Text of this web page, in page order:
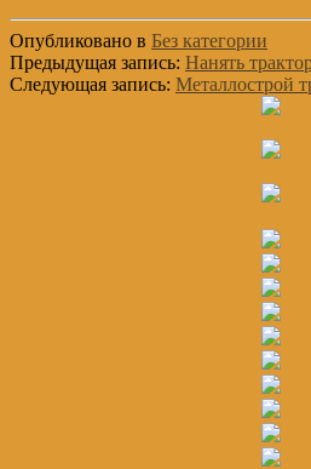
Опубликовано в Без категории
Предыдущая запись: Нанять
Следующая запись: Металлострой